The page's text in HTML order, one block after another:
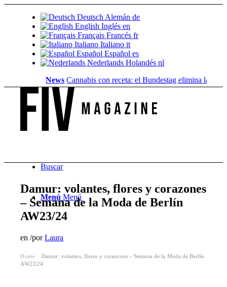
Deutsch Alemán de
English Inglés en
Français Francés fr
Italiano Italiano it
Español Español es
Nederlands Holandés nl
News Cannabis con receta: el Bundestag elimina la...
Buscar
Menú Menú
Damur: volantes, flores y corazones
– Semana de la Moda de Berlín
AW23/24
en/porLaura
Home
Damur: volantes, flores y corazones – Semana de la Moda de Berlín
AW23/24